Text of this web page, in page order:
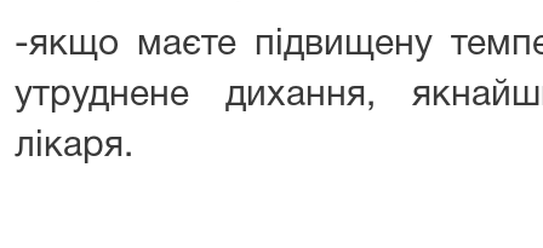
-якщо маєте підвищену
утруднене дихання,
лікаря.